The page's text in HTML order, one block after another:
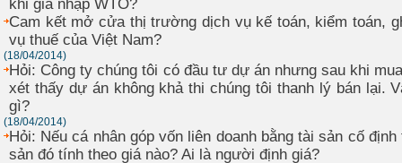
khi gia nhập WTO?
Cam kết mở cửa thị trường dịch vụ kế toán, kiểm toán,
vụ thuế của Việt Nam?
(18/04/2014)
Hỏi: Công ty chúng tôi có đầu tư dự án nhưng sau khi
xét thấy dự án không khả thi chúng tôi thanh lý bán lại.
gì?
(18/04/2014)
Hỏi: Nếu cá nhân góp vốn liên doanh bằng tài sản cố
sản đó tính theo giá nào? Ai là người định giá?